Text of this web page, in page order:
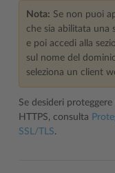
Nota: Se non puoi
che sia abilitata una
e poi accedi alla
sul nome del
seleziona un client
Se desideri
HTTPS, consulta
SSL/TLS.